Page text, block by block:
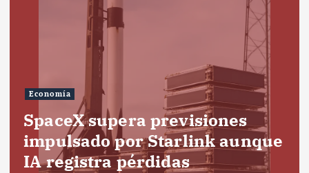
Economía
SpaceX supera previsiones
impulsado por Starlink aunque
IA registra pérdidas